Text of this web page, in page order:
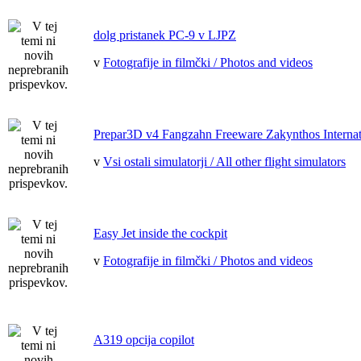
dolg pristanek PC-9 v LJPZ
v Fotografije in filmčki / Photos and videos
Prepar3D v4 Fangzahn Freeware Zakynthos
v Vsi ostali simulatorji / All other flight simulators
Easy Jet inside the cockpit
v Fotografije in filmčki / Photos and videos
A319 opcija copilot